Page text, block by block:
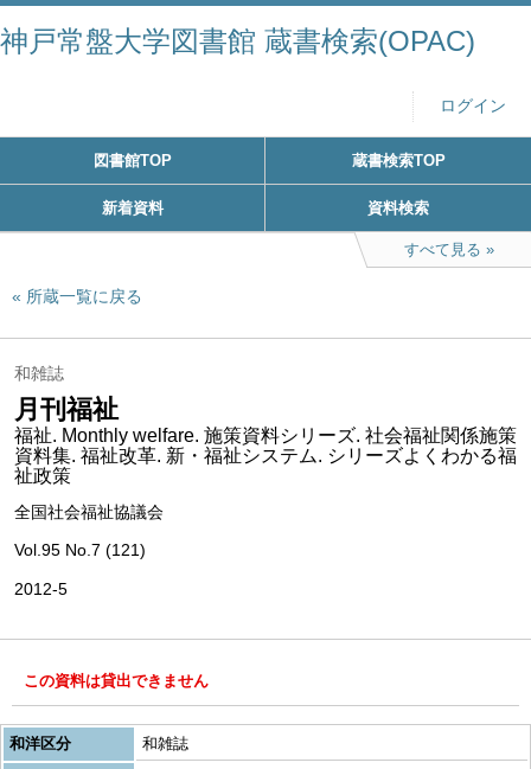
神戸常盤大学図書館 蔵書検索(OPAC)
ログイン
図書館TOP 蔵書検索TOP
新着資料 資料検索
すべて見る
所蔵一覧に戻る
和雑誌
月刊福祉
福祉. Monthly welfare. 施策資料シリーズ. 社会福祉関係施策
資料集. 福祉改革. 新・福祉システム. シリーズよくわかる福
祉政策
全国社会福祉協議会
Vol.95 No.7 (121)
2012-5
この資料は貸出できません
和洋区分
和雑誌